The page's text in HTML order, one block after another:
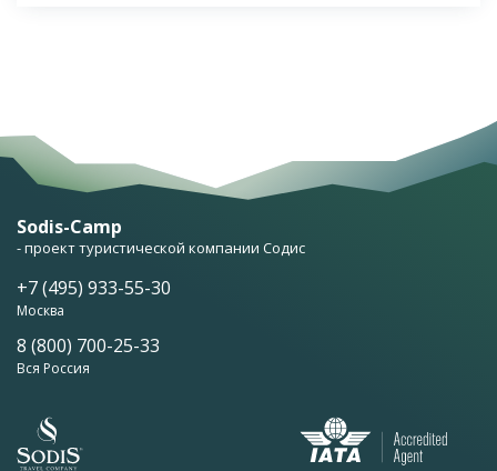
Sodis-Camp
- проект туристической компании Содис
+7 (495) 933-55-30
Москва
8 (800) 700-25-33
Вся Россия